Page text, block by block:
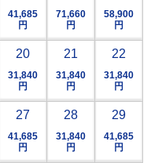
41,685
円
71,660
円
58,900
円
20
31,840
円
21
31,840
円
22
31,840
円
27
41,685
円
28
31,840
円
29
41,685
円